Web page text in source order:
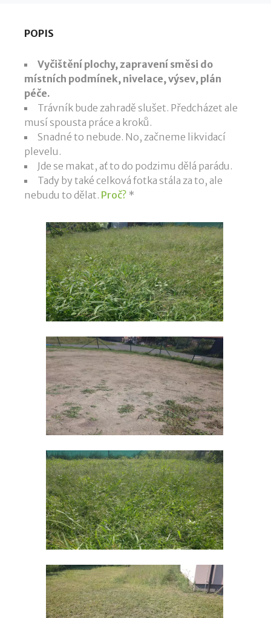
POPIS
Vyčištění plochy, zapravení směsi do
místních podmínek, nivelace, výsev, plán
péče.
Trávník bude zahradě slušet. Předcházet ale
musí spousta práce a kroků.
Snadné to nebude. No, začneme likvidací
plevelu.
Jde se makat, ať to do podzimu dělá parádu.
Tady by také celková fotka stála za to, ale
nebudu to dělat. Proč? *